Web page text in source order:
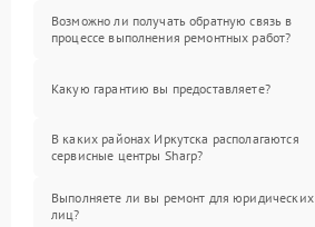
Возможно ли получать обратную связь в
процессе выполнения ремонтных работ?
Какую гарантию вы предоставляете?
В каких районах Иркутска располагаются
сервисные центры Sharp?
Выполняете ли вы ремонт для юридических
лиц?